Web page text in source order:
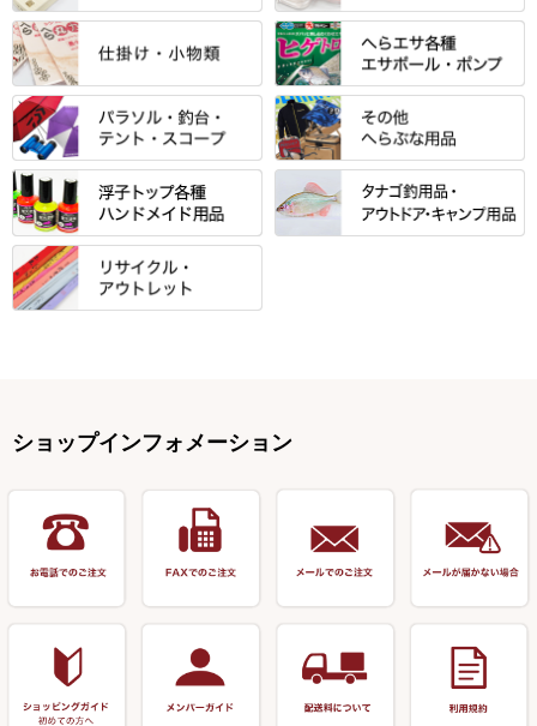
エクセーヌ・スエードシリーズ
バッグ・小物ケース・ワッペン
クッション・シート・スカー
ト・エプロン
保護ケース
アクリルシリーズ・アクセサリ
クワセ皿・コブ皿・角皿
浮子筒・浮子箱・ハリス箱・玉
ノ柄スタンド
小物箱・うどん箱・うどん皿
ハサミケース
カウンター
針外し・糸ほどき
がまかつ
サクラ・NISSIN・合成竿・他
光竹作 カーボン竿掛・玉ノ柄
匠絆・かちどき・旋（めぐ
る）・千望・千尋・悠月・その
他
当店オリジナル「勝俊」作
光竹 製品
松村作（万力）
松村作（先受・その他）
万久作
岐山 製品
逍遥（しょうよう）
玉網（高級品）
替網・仕付糸
玉置（高級品）
忠相・一志
昴 ・TOMO
りきや ・ 大祐
心也・士天・狂鬼
伊吹 ・ SATTO
KEN∑HI【ケンシ】
すべて
金鯱 シリーズ
浮子箱
浮子立て・浮子筒
ハリスケース
仕掛箱・小物箱
ハリスメジャー系
すべて
東レ・ラーヂ
サンライン ・ ダン
鬼掛・MARUTO
すべて
ウキ止めストッパー・糸・チュ
ーブ
ウキゴム 遊動式
松葉仕掛用
底取りアイテム
ハサミ
すべて
マルキュー 麩系
マルキュー その他
ポンプ絞り器・ポンプ類
すべて
パラソル
テント
リーズ
釣台 釣宝・その他
すべて
バック＆ロッドケース
偏光サングラス
小物ケース・保護ケース
すべて
浮子用素材
塗料用 筆
装飾品
リサイクル 竹竿（～19,999円）
リサイクル 竹竿（深山）
リサイクル 浮子
リサイクル 玉網・玉置・フラ
ショップインフォメーション